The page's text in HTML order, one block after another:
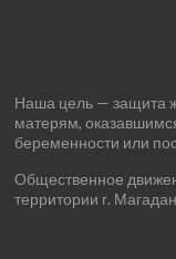
Наша цель — защита
матерям,
беременности или
Общественное
территории г.